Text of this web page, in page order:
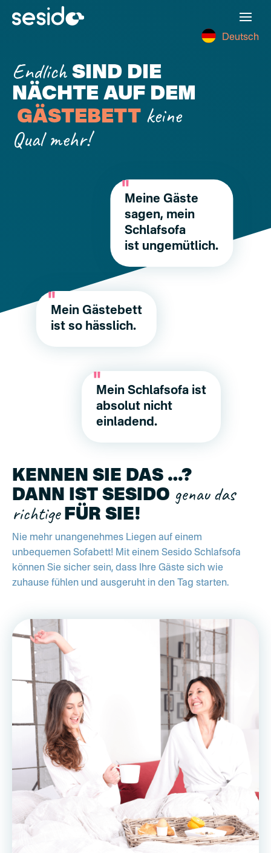
Deutsch
Endlich SIND DIE
NÄCHTE AUF DEM
GÄSTEBETT keine
Qual mehr!
Meine Gäste
sagen, mein
Schlafsofa
ist ungemütlich.
Mein Gästebett
ist so hässlich.
Mein Schlafsofa ist
absolut nicht
einladend.
KENNEN SIE DAS …?
DANN IST SESIDO genau das
richtige FÜR SIE!
Nie mehr unangenehmes Liegen auf einem
unbequemen Sofabett! Mit einem Sesido Schlafsofa
können Sie sicher sein, dass Ihre Gäste sich wie
zuhause fühlen und ausgeruht in den Tag starten.